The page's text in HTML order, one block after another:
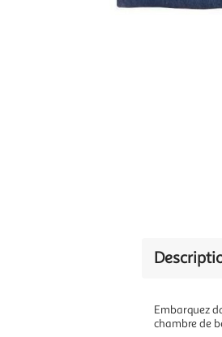
Embarquez
chambre de